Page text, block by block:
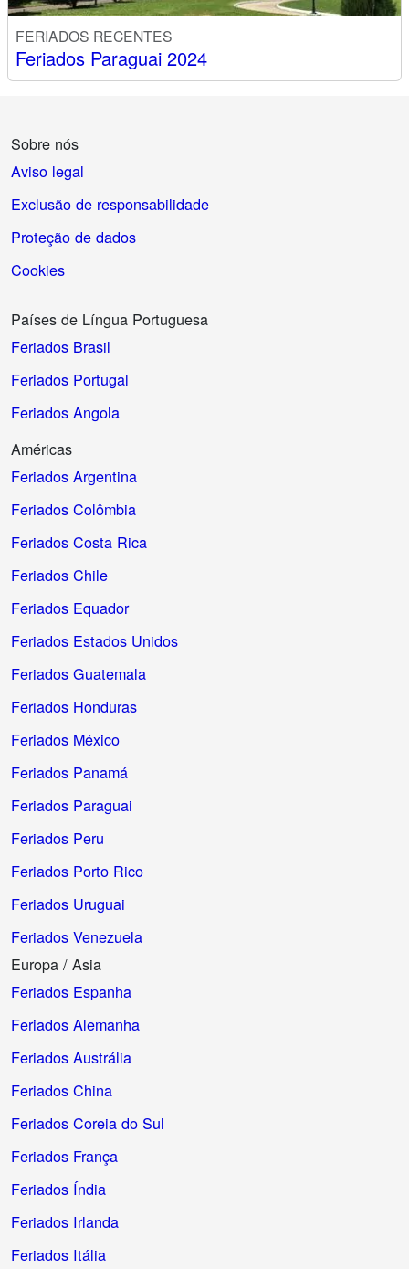
FERIADOS RECENTES
Feriados Paraguai 2024
Sobre nós
Aviso legal
Exclusão de responsabilidade
Proteção de dados
Cookies
Países de Língua Portuguesa
Feriados Brasil
Feriados Portugal
Feriados Angola
Américas
Feriados Argentina
Feriados Colômbia
Feriados Costa Rica
Feriados Chile
Feriados Equador
Feriados Estados Unidos
Feriados Guatemala
Feriados Honduras
Feriados México
Feriados Panamá
Feriados Paraguai
Feriados Peru
Feriados Porto Rico
Feriados Uruguai
Feriados Venezuela
Europa / Asia
Feriados Espanha
Feriados Alemanha
Feriados Austrália
Feriados China
Feriados Coreia do Sul
Feriados França
Feriados Índia
Feriados Irlanda
Feriados Itália